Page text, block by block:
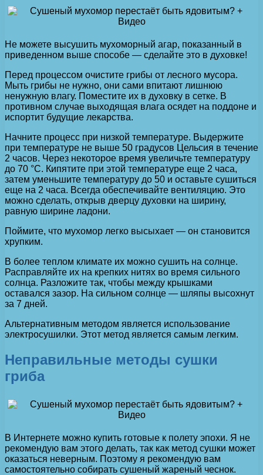
Не можете высушить мухоморный агар, показанный в
приведенном выше способе — сделайте это в духовке!
Перед процессом очистите грибы от лесного мусора.
Мыть грибы не нужно, они сами впитают лишнюю
ненужную влагу. Поместите их в духовку в сетке. В
противном случае выходящая влага осядет на поддоне и
испортит будущие лекарства.
Начните процесс при низкой температуре. Выдержите
при температуре не выше 50 градусов Цельсия в течение
2 часов. Через некоторое время увеличьте температуру
до 70 °C. Кипятите при этой температуре еще 2 часа,
затем уменьшите температуру до 50 и оставьте сушиться
еще на 2 часа. Всегда обеспечивайте вентиляцию. Это
можно сделать, открыв дверцу духовки на ширину,
равную ширине ладони.
Поймите, что мухомор легко высыхает — он становится
хрупким.
В более теплом климате их можно сушить на солнце.
Расправляйте их на крепких нитях во время сильного
солнца. Разложите так, чтобы между крышками
оставался зазор. На сильном солнце — шляпы высохнут
за 7 дней.
Альтернативным методом является использование
электросушилки. Этот метод является самым легким.
Неправильные методы сушки
гриба
В Интернете можно купить готовые к полету эпохи. Я не
рекомендую вам этого делать, так как метод сушки может
оказаться неверным. Поэтому я рекомендую вам
самостоятельно собирать сушеный жареный чеснок.